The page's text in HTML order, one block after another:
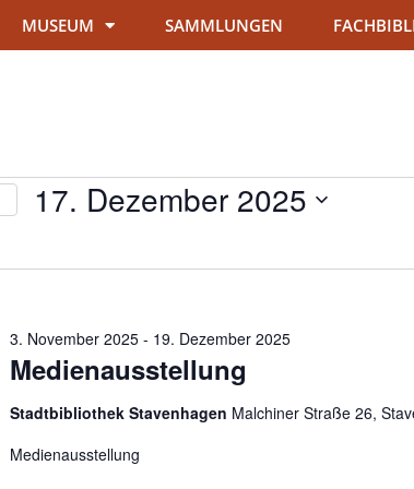
MUSEUM SAMMLUNGEN
17. Dezember 2025
Medienausstellung
3. November 2025- 19. Dezember 2025
Stadtbibliothek Stavenhagen Malchiner Straße 26,
Medienausstellung